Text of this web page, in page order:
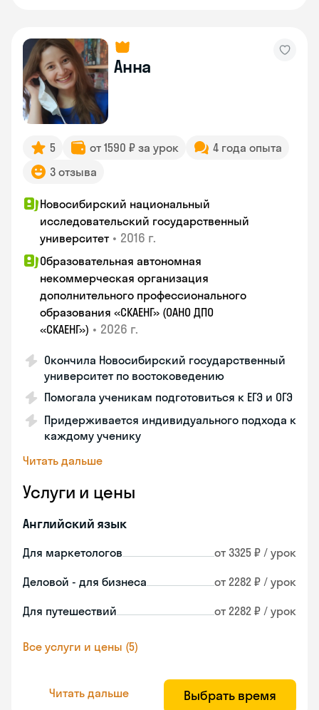
Анна
5 от 1590 ₽ за урок
4 года опыта
3 отзыва
Новосибирский национальный
исследовательский государственный
университет • 2016 г.
Образовательная автономная
некоммерческая организация
дополнительного профессионального
образования «СКАЕНГ» (ОАНО ДПО
«СКАЕНГ») • 2026 г.
Окончила Новосибирский государственный
университет по востоковедению
Помогала ученикам подготовиться к ЕГЭ и ОГЭ
Придерживается индивидуального подхода к
каждому ученику
Читать дальше
Услуги и цены
Английский язык
Для маркетологов от 3325 ₽ / урок
Деловой - для бизнеса от 2282 ₽ / урок
Для путешествий от 2282 ₽ / урок
Все услуги и цены (5)
Читать дальше Выбрать время